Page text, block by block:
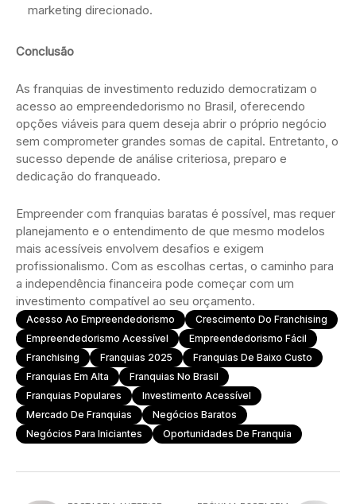
marketing direcionado.
Conclusão
As franquias de investimento reduzido democratizam o
acesso ao empreendedorismo no Brasil, oferecendo
opções viáveis para quem deseja abrir o próprio negócio
sem comprometer grandes somas de capital. Entretanto, o
sucesso depende de análise criteriosa, preparo e
dedicação do franqueado.
Empreender com franquias baratas é possível, mas requer
planejamento e o entendimento de que mesmo modelos
mais acessíveis envolvem desafios e exigem
profissionalismo. Com as escolhas certas, o caminho para
a independência financeira pode começar com um
investimento compatível ao seu orçamento.
Acesso Ao Empreendedorismo
Crescimento Do Franchising
Empreendedorismo Acessível
Empreendedorismo Fácil
Franchising
Franquias 2025
Franquias De Baixo Custo
Franquias Em Alta
Franquias No Brasil
Franquias Populares
Investimento Acessível
Mercado De Franquias
Negócios Baratos
Negócios Para Iniciantes
Oportunidades De Franquia